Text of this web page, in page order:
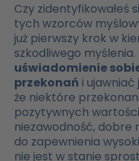
Czy zidentyfikowałeś
tych wzorców
już pierwszy krok w
szkodliwego
uświadomienie
przekonań i ujawniać
że niektóre
pozytywnych
niezawodność, dobre
do zapewnienia
nie jest w stanie